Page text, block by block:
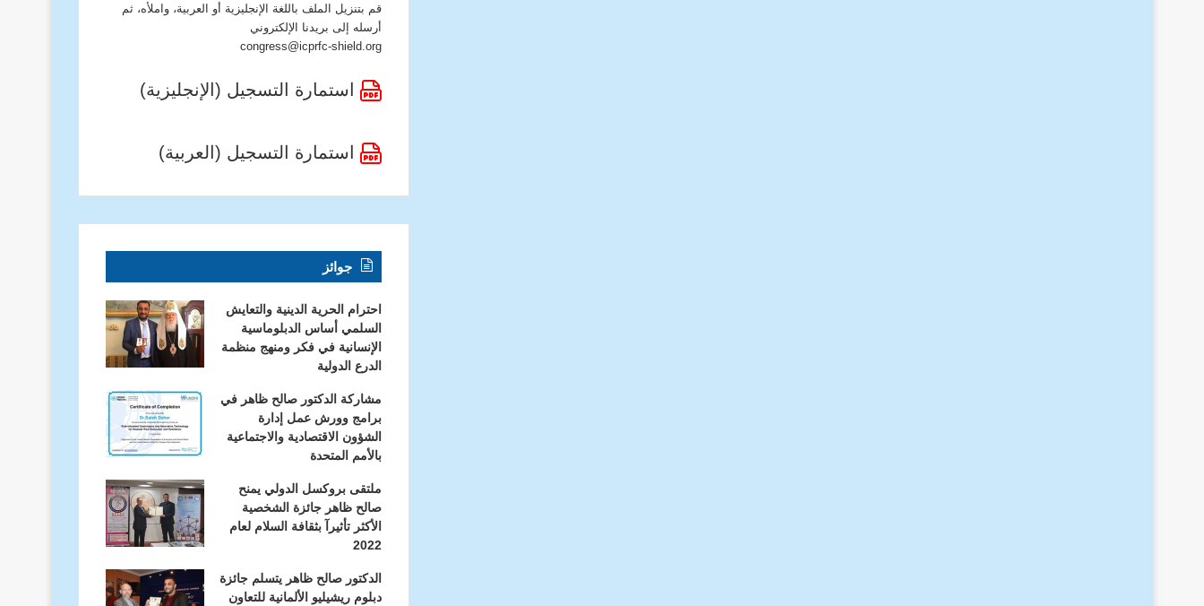
قم بتنزيل الملف باللغة الإنجليزية أو العربية، واملأه، ثم
أرسله إلى بريدنا الإلكتروني
congress@icprfc-shield.org
استمارة التسجيل (الإنجليزية)
استمارة التسجيل (العربية)
جوائز
احترام الحرية الدينية والتعايش
السلمي أساس الدبلوماسية
الإنسانية في فكر ومنهج منظمة
الدرع الدولية
مشاركة الدكتور صالح ظاهر في
برامج وورش عمل إدارة
الشؤون الاقتصادية والاجتماعية
بالأمم المتحدة
ملتقى بروكسل الدولي يمنح
صالح ظاهر جائزة الشخصية
الأكثر تأثيرآ بثقافة السلام لعام
2022
الدكتور صالح ظاهر يتسلم جائزة
دبلوم ريشيليو الألمانية للتعاون